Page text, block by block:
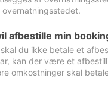
overnatningsstedet.
afbestille min
du ikke betale et
kan der være et
omkostninger skal